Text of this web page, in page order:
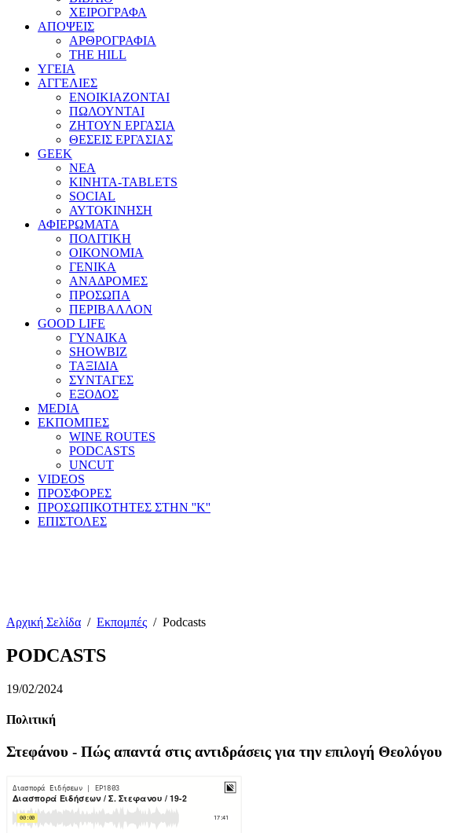
ΧΕΙΡΟΓΡΑΦΑ
ΑΠΟΨΕΙΣ
ΑΡΘΡΟΓΡΑΦΙΑ
THE HILL
ΥΓΕΙΑ
ΑΓΓΕΛΙΕΣ
ΕΝΟΙΚΙΑΖΟΝΤΑΙ
ΠΩΛΟΥΝΤΑΙ
ΖΗΤΟΥΝ ΕΡΓΑΣΙΑ
ΘΕΣΕΙΣ ΕΡΓΑΣΙΑΣ
GEEK
ΝΕΑ
ΚΙΝΗΤΑ-TABLETS
SOCIAL
ΑΥΤΟΚΙΝΗΣΗ
ΑΦΙΕΡΩΜΑΤΑ
ΠΟΛΙΤΙΚΗ
ΟΙΚΟΝΟΜΙΑ
ΓΕΝΙΚΑ
ΑΝΑΔΡΟΜΕΣ
ΠΡΟΣΩΠΑ
ΠΕΡΙΒΑΛΛΟΝ
GOOD LIFE
ΓΥΝΑΙΚΑ
SHOWBIZ
ΤΑΞΙΔΙΑ
ΣΥΝΤΑΓΕΣ
ΕΞΟΔΟΣ
MEDIA
ΕΚΠΟΜΠΕΣ
WINE ROUTES
PODCASTS
UNCUT
VIDEOS
ΠΡΟΣΦΟΡΕΣ
ΠΡΟΣΩΠΙΚΟΤΗΤΕΣ ΣΤΗΝ ''Κ''
ΕΠΙΣΤΟΛΕΣ
Αρχική Σελίδα / Εκπομπές / Podcasts
PODCASTS
19/02/2024
Πολιτική
Στεφάνου - Πώς απαντά στις αντιδράσεις για την επιλογή Θεολόγου